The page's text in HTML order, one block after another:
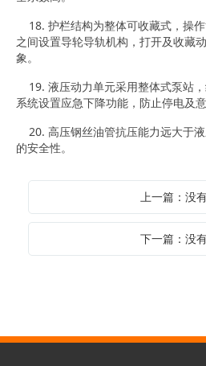
18. 护栏结构为整体可收藏式，操
之间设置导轮导轨机构，打开及收藏
象。
19. 液压动力单元采用整体式泵站
系统设置应急下降功能，防止停电及
20. 高压钢丝油管抗压能力远大于
的安全性。
上一篇：没
下一篇：没